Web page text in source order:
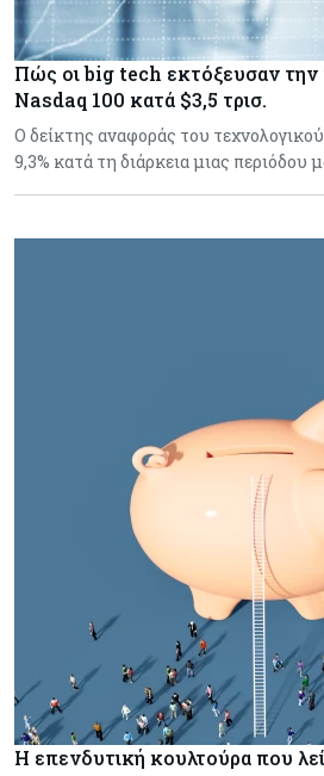
Πώς οι big tech εκτόξευσαν την
Nasdaq 100 κατά $3,5 τρισ.
Ο δείκτης αναφοράς του
9,3% κατά τη διάρκεια μιας
Η επενδυτική κουλτούρα που